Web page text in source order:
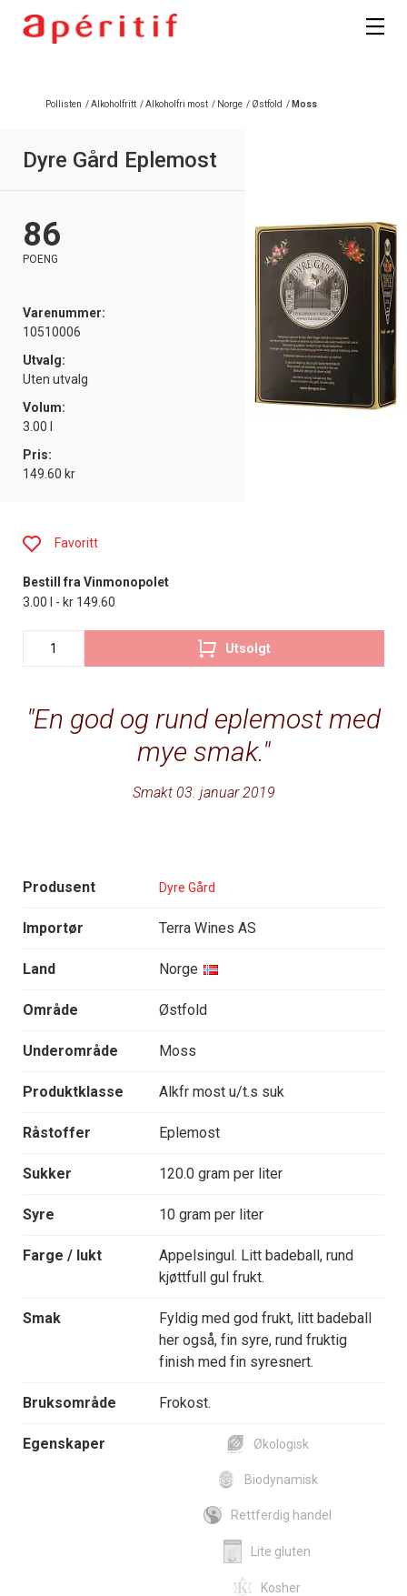
Pollisten /Alkoholfritt /Alkoholfri most / Norge / Østfold / Moss
Dyre Gård Eplemost
86
POENG
Varenummer:
10510006
Utvalg:
Uten utvalg
Volum:
3.00 l
Pris:
149.60 kr
En god og rund eplemost med
mye smak.
Smakt 03. januar 2019
Produsent Dyre Gård
Importør Terra Wines AS
Land Norge
Område Østfold
Underområde Moss
Produktklasse Alkfr most u/t.s suk
Råstoffer Eplemost
Sukker 120.0 gram per liter
Syre 10 gram per liter
Farge / lukt
Appelsingul. Litt badeball, rund
kjøttfull gul frukt.
Smak
Fyldig med god frukt, litt badeball
her også, fin syre, rund fruktig
finish med fin syresnert.
Bruksområde Frokost.
Egenskaper Økologisk
Biodynamisk
Rettferdig handel
Lite gluten
Kosher
Favoritt
Bestill fra Vinmonopolet
3.00 l - kr 149.60
Utsolgt